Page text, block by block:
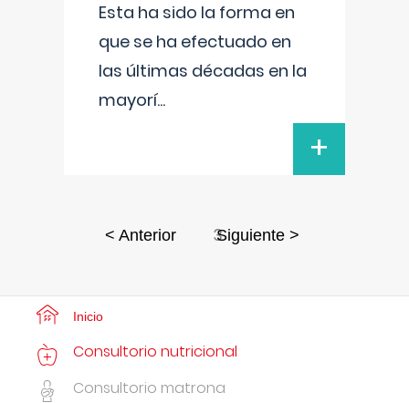
Esta ha sido la forma en
que se ha efectuado en
las últimas décadas en la
mayorí...
+
< Anterior 3Siguiente >
Inicio
Consultorio nutricional
Consultorio matrona